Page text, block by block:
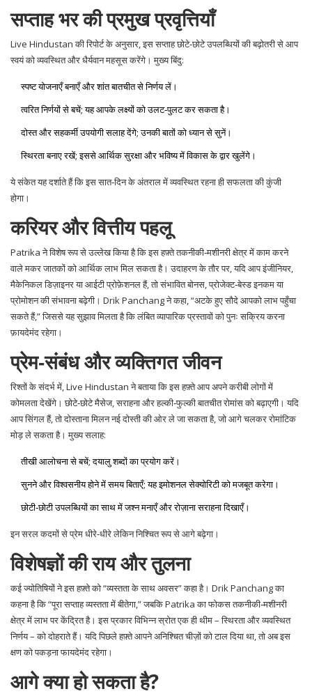
सप्ताह भर की प्रमुख प्रवृत्तियाँ
Live Hindustan की रिपोर्ट के अनुसार, इस सप्ताह छोटे‑छोटे उपलब्धियों की बढ़ोतरी से आप
स्वयं को व्यवस्थित और धैर्यवान महसूस करेंगे। मुख्य बिंदु:
स्पष्ट योजनाएँ बनाएँ और शांत बातचीत से निर्णय लें।
त्वरित निर्णयों से बचें; यह आपके लक्ष्यों को उलट‑पुलट कर सकता है।
दोस्त और सहकर्मी उपयोगी सलाह देंगे; उनकी बातों को ध्यान से सुनें।
स्थिरता बनाए रखें; इससे आर्थिक सुरक्षा और भविष्य में विकास के द्वार खुलेंगे।
ये संकेत यह दर्शाते हैं कि इस सात‑दिन के अंतराल में व्यवस्थित रहना ही सफलता की कुंजी
होगा।
करियर और वित्तीय पहलू
Patrika ने विशेष रूप से उल्लेख किया है कि इस हफ़्ते तकनीकी‑मशीनरी क्षेत्र में काम करने
वाले मकर जातकों को आर्थिक लाभ मिल सकता है। उदाहरण के तौर पर, यदि आप इंजीनियर,
मैकेनिकल डिज़ाइनर या आईटी प्रोफ़ेशनल हैं, तो संभावित बोनस, प्रोजेक्ट‑बेस्ड इनकम या
प्रोमोशन की संभावना बढ़ेगी। Drik Panchang ने कहा, “अटके हुए सौदे आपको लाभ पहुँचा
सकते हैं,” जिससे यह सुझाव मिलता है कि लंबित व्यापारिक प्रस्तावों को पुनः सक्रिय करना
फ़ायदेमंद रहेगा।
प्रेम‑संबंध और व्यक्तिगत जीवन
रिश्तों के संदर्भ में, Live Hindustan ने बताया कि इस हफ़्ते आप अपने करीबी लोगों में
कोमलता देखेंगे। छोटे‑छोटे मैसेज, सराहना और हल्की‑फुल्की बातचीत रोमांस को बढ़ाएगी। यदि
आप सिंगल हैं, तो दोस्ताना मिलन नई दोस्ती की ओर ले जा सकता है, जो आगे चलकर रोमांटिक
मोड़ ले सकता है। मुख्य सलाह:
तीखी आलोचना से बचें; दयालु शब्दों का प्रयोग करें।
सुनने और विश्वसनीय होने में समय बिताएँ; यह इमोशनल सेक्योरिटी को मजबूत करेगा।
छोटी‑छोटी उपलब्धियों का साथ में जश्न मनाएँ और रोज़ाना सराहना दिखाएँ।
इन सरल कदमों से प्रेम धीरे‑धीरे लेकिन निश्चित रूप से आगे बढ़ेगा।
विशेषज्ञों की राय और तुलना
कई ज्योतिषियों ने इस हफ़्ते को “व्यस्तता के साथ अवसर” कहा है। Drik Panchang का
कहना है कि “पूरा सप्ताह व्यस्तता में बीतेगा,” जबकि Patrika का फोकस तकनीकी‑मशीनरी
क्षेत्र में लाभ पर केंद्रित है। इस प्रकार विभिन्न स्रोत एक ही थीम – स्थिरता और व्यवस्थित
निर्णय – को दोहराते हैं। यदि पिछले हफ़्ते आपने अनिश्चित चीज़ों को टाल दिया था, तो अब इस
क्षण को पकड़ना फायदेमंद रहेगा।
आगे क्या हो सकता है?